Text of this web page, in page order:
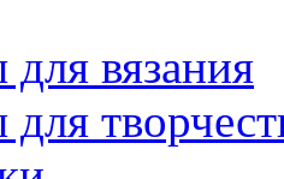
вязания